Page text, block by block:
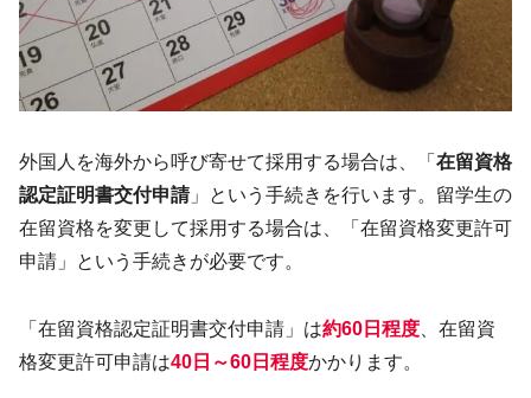
外国人を海外から呼び寄せて採用する場合は、「 在留資格
認定証明書交付申請」という手続きを行います。留学生の
在留資格を変更して採用する場合は、「在留資格変更許可
申請」という手続きが必要です。
「在留資格認定証明書交付申請」は約60日程度 、在留資
格変更許可申請は40日～60日程度かかります。